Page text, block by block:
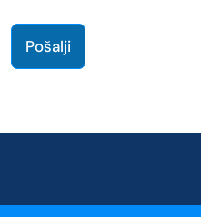
Pošalji